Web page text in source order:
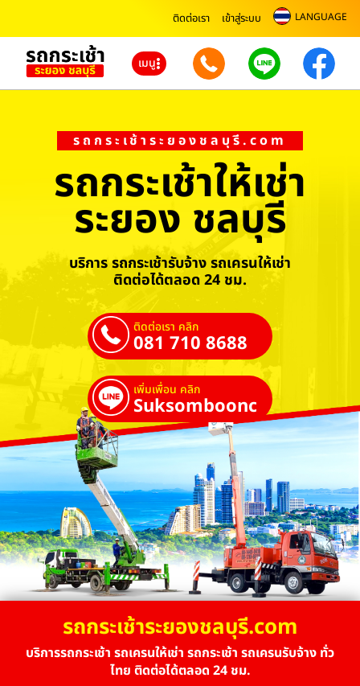
ติดต่อเรา เข้าสู่ระบบ LANGUAGE
เมนู
รถกระเช้าระยองชลบุรี.com
รถกระเช้าให้เช่า
ระยอง ชลบุรี
บริการ รถกระเช้ารับจ้าง รถเครนให้เช่า
ติดต่อได้ตลอด 24 ชม.
ติดต่อเรา คลิก
081 710 8688
เพิ่มเพื่อน คลิก
Suksombooncrane
รถกระเช้าระยองชลบุรี.com
บริการรถกระเช้า รถเครนให้เช่า รถกระเช้า รถเครนรับจ้าง ทั่ว
ไทย ติดต่อได้ตลอด 24 ชม.